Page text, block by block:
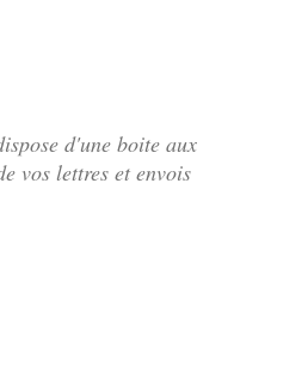
d'une boite aux
vos lettres et envois